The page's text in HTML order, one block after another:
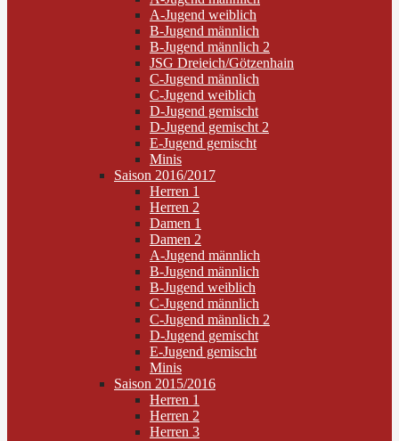
A-Jugend weiblich
B-Jugend männlich
B-Jugend männlich 2
JSG Dreieich/Götzenhain
C-Jugend männlich
C-Jugend weiblich
D-Jugend gemischt
D-Jugend gemischt 2
E-Jugend gemischt
Minis
Saison 2016/2017
Herren 1
Herren 2
Damen 1
Damen 2
A-Jugend männlich
B-Jugend männlich
B-Jugend weiblich
C-Jugend männlich
C-Jugend männlich 2
D-Jugend gemischt
E-Jugend gemischt
Minis
Saison 2015/2016
Herren 1
Herren 2
Herren 3